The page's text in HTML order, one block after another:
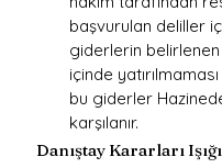
başvurulan deliller
giderlerin
içinde
bu giderler
karşılanır.
Danıştay Kararları